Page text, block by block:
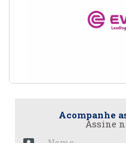
Acompanhe
Assine